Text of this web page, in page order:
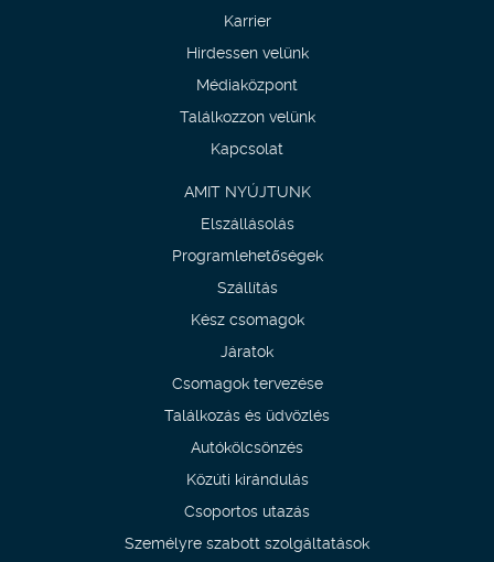
Karrier
Hirdessen velünk
Médiaközpont
Találkozzon velünk
Kapcsolat
AMIT NYÚJTUNK
Elszállásolás
Programlehetőségek
Szállítás
Kész csomagok
Járatok
Csomagok tervezése
Találkozás és üdvözlés
Autókölcsönzés
Közúti kirándulás
Csoportos utazás
Személyre szabott szolgáltatások